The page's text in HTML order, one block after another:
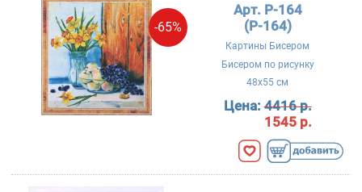
-65%
Арт. P-164
(Р-164)
Картины Бисером
Бисером по рисунку
48x55 см
Цена:4416 р.
1545 р.